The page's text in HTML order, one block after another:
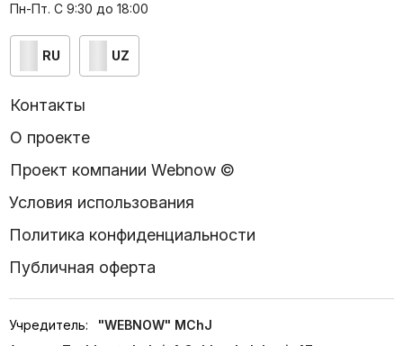
Пн-Пт. С 9:30 до 18:00
RU UZ
Контакты
О проекте
Проект компании Webnow ©
Условия использования
Политика конфиденциальности
Публичная оферта
Учредитель:
"WEBNOW" MChJ